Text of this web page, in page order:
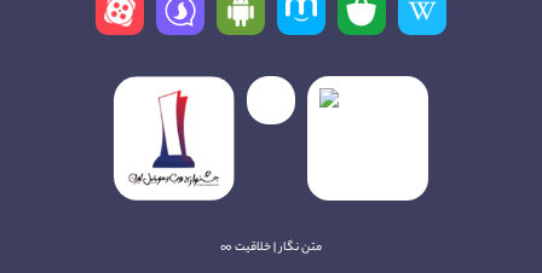
متن نگار | خلاقیت ∞